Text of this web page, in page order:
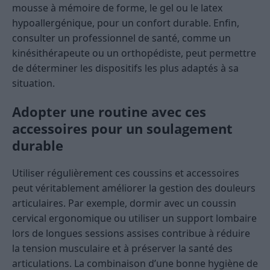
mousse à mémoire de forme, le gel ou le latex
hypoallergénique, pour un confort durable. Enfin,
consulter un professionnel de santé, comme un
kinésithérapeute ou un orthopédiste, peut permettre
de déterminer les dispositifs les plus adaptés à sa
situation.
Adopter une routine avec ces
accessoires pour un soulagement
durable
Utiliser régulièrement ces coussins et accessoires
peut véritablement améliorer la gestion des douleurs
articulaires. Par exemple, dormir avec un coussin
cervical ergonomique ou utiliser un support lombaire
lors de longues sessions assises contribue à réduire
la tension musculaire et à préserver la santé des
articulations. La combinaison d’une bonne hygiène de